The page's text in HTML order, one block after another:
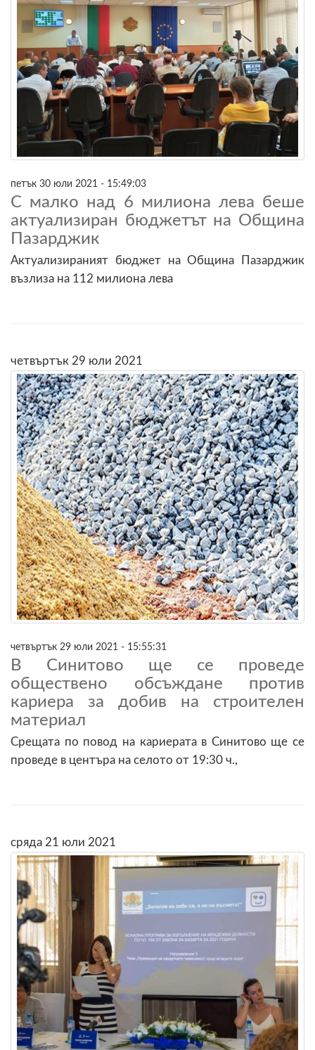
петък 30 юли 2021 - 15:49:03
С малко над 6 милиона лева беше
актуализиран бюджетът на Община
Пазарджик
Актуализираният бюджет на Община Пазарджик
възлиза на 112 милиона лева
четвъртък 29 юли 2021
четвъртък 29 юли 2021 - 15:55:31
В Синитово ще се проведе
обществено обсъждане против
кариера за добив на строителен
материал
Срещата по повод на кариерата в Синитово ще се
проведе в центъра на селото от 19:30 ч.,
сряда 21 юли 2021